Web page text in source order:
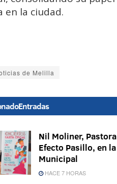
en la ciudad.
de Melilla
Entradas
Nil Moliner,
Efecto Pasillo, en
Municipal
HACE 7 HORAS